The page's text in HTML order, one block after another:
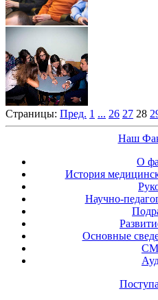
Страницы: Пред. 1 ... 26 27 28
Наш
О
История
Научно-
Основные